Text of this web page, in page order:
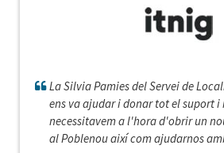
La Silvia Pamies del Servei de
ens va ajudar i donar tot el suport i
necessitavem a l'hora d'obrir un
al Poblenou així com ajudarnos